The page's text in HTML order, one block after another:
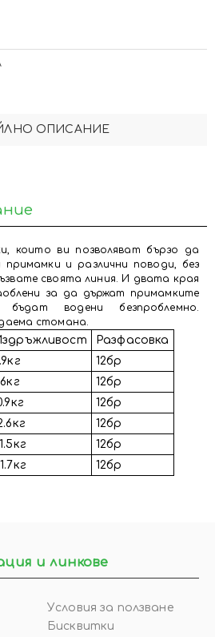
ОПИСАНИЕ
които ви позволяват бързо да
примамки и различни поводи, без
своята линия. И двата края
за да държат примамките
водени безпроблемно.
стомана.
Разфасовка
12бр
12бр
12бр
12бр
12бр
12бр
и линкове
Условия за ползване
Бисквитки